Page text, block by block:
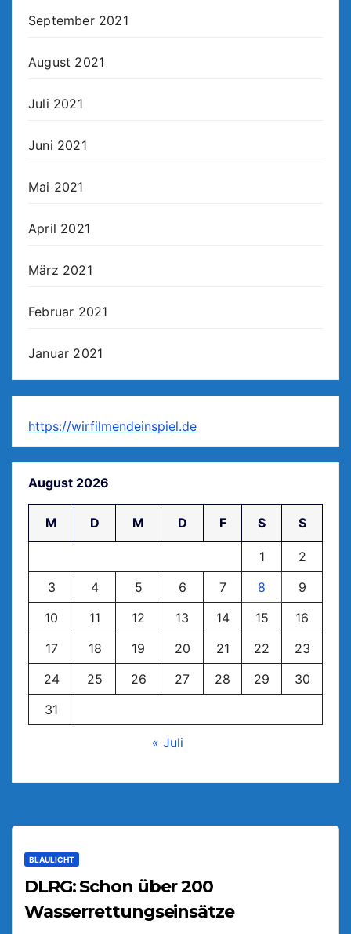
September 2021
August 2021
Juli 2021
Juni 2021
Mai 2021
April 2021
März 2021
Februar 2021
Januar 2021
https://wirfilmendeinspiel.de
August 2026
M D M D F S S
1
2
3
4 5 6 7 8
9
10
11 12 13 14 15
16
17
18 19 20 21 22
23
24
25 26 27 28 29
30
31
« Juli
BLAULICHT
DLRG: Schon über 200
Wasserrettungseinsätze